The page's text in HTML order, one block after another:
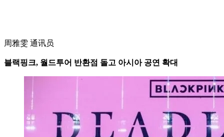
周雅雯 通讯员
블랙핑크, 월드투어 반환점 돌고 아시아 공연 확대